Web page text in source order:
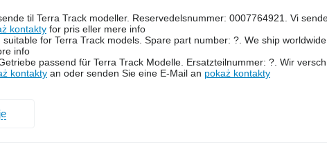
til Terra Track modeller. Reservedelsnummer: 0007764921. Vi
kontaktyfor pris eller mere info
for Terra Track models. Spare part number: ?. We ship
info
passend für Terra Track Modelle. Ersatzteilnummer: ?. Wir
kontaktyan oder senden Sie eine E-Mail an pokaż kontakty